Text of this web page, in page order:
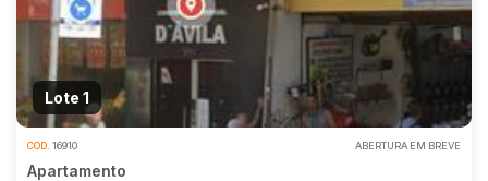
Carro
Carros
Moto
Motocicleta
Ônibus
Lote 1
COD. 16910 ABERTURA EM BREVE
Apartamento